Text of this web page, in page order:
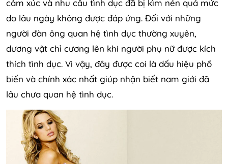
cảm xúc và nhu cầu tình dục đã bị kìm nén quá mức
do lâu ngày không được đáp ứng. Đối với những
người đàn ông quan hệ tình dục thường xuyên,
dương vật chỉ cương lên khi người phụ nữ được kích
thích tình dục. Vì vậy, đây được coi là dấu hiệu phổ
biến và chính xác nhất giúp nhận biết nam giới đã
lâu chưa quan hệ tình dục.